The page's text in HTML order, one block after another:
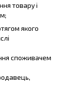
товару і
якого
споживачем